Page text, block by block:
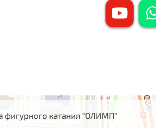
фигурного катания "ОЛИМП"